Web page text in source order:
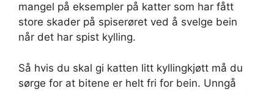
mangel på eksempler på katter som har fått
store skader på spiserøret ved å svelge bein
når det har spist kylling.
Så hvis du skal gi katten litt kyllingkjøtt må du
sørge for at bitene er helt fri for bein. Unngå